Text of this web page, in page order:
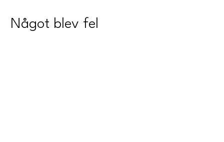
Något blev fel